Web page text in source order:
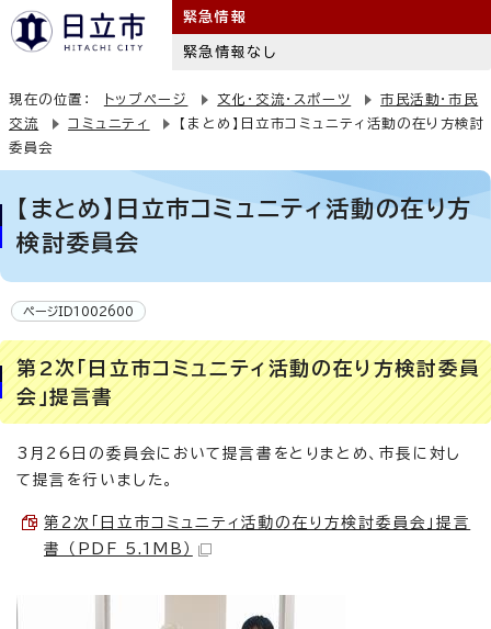
緊急情報
緊急情報なし
現在の位置： トップページ 文化・交流・スポーツ
市民活動・市民
交流
コミュニティ
【まとめ】日立市コミュニティ活動の在り方検討
委員会
【まとめ】日立市コミュニティ活動の在り方
検討委員会
ページID1002600
第2次「日立市コミュニティ活動の在り方検討委員
会」提言書
3月26日の委員会において提言書をとりまとめ、市長に対し
て提言を行いました。
第2次「日立市コミュニティ活動の在り方検討委員会」提言
書 （PDF 5.1MB）